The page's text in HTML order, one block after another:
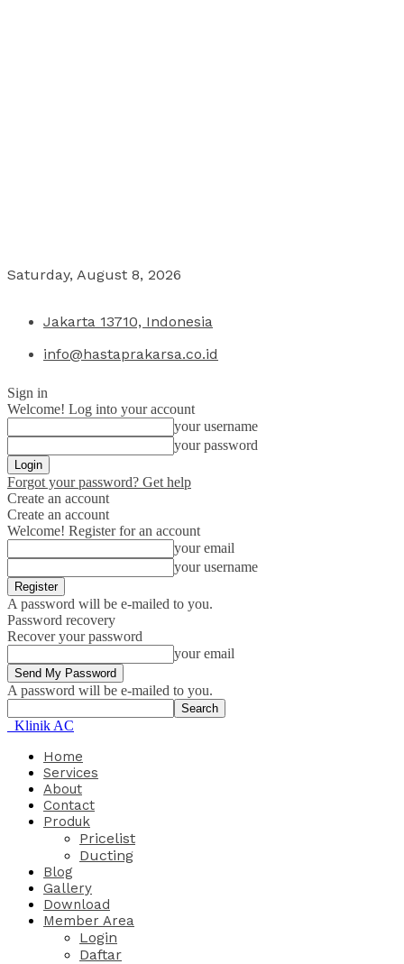
Saturday, August 8, 2026
Jakarta 13710, Indonesia
info@hastaprakarsa.co.id
Sign in
Welcome! Log into your account
your username
your password
Forgot your password? Get help
Create an account
Create an account
Welcome! Register for an account
your email
your username
A password will be e-mailed to you.
Password recovery
Recover your password
your email
A password will be e-mailed to you.
Klinik AC
Home
Services
About
Contact
Produk
Pricelist
Ducting
Blog
Gallery
Download
Member Area
Login
Daftar